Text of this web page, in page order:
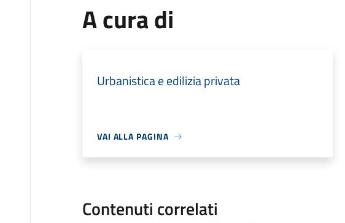
A cura di
Urbanistica e edilizia privata
VAI ALLA PAGINA
Contenuti correlati